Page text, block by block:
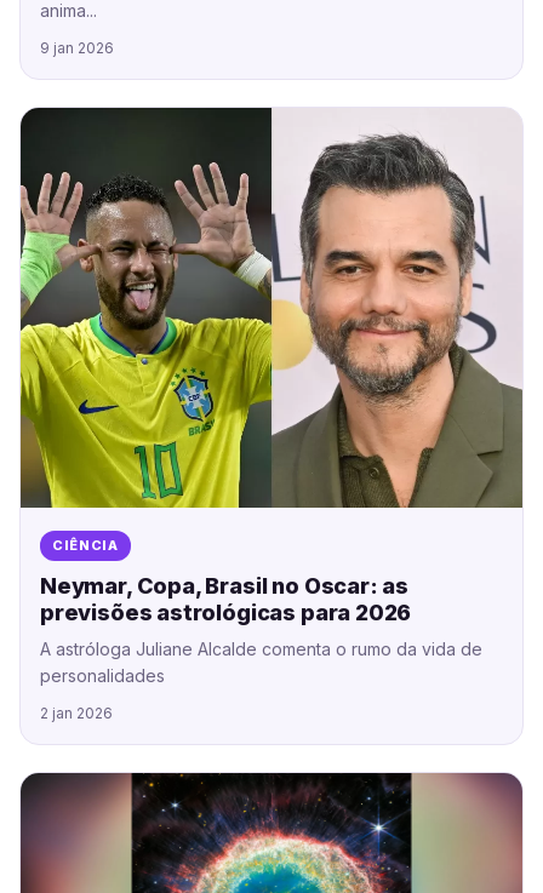
anima...
9 jan 2026
CIÊNCIA
Neymar, Copa, Brasil no Oscar: as
previsões astrológicas para 2026
A astróloga Juliane Alcalde comenta o rumo da vida de
personalidades
2 jan 2026